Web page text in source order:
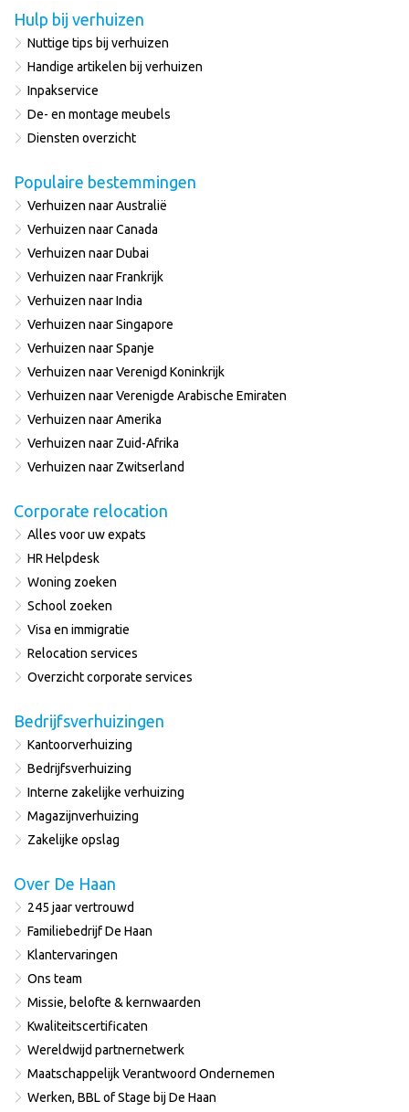
Hulp bij verhuizen
Nuttige tips bij verhuizen
Handige artikelen bij verhuizen
Inpakservice
De- en montage meubels
Diensten overzicht
Populaire bestemmingen
Verhuizen naar Australië
Verhuizen naar Canada
Verhuizen naar Dubai
Verhuizen naar Frankrijk
Verhuizen naar India
Verhuizen naar Singapore
Verhuizen naar Spanje
Verhuizen naar Verenigd Koninkrijk
Verhuizen naar Verenigde Arabische Emiraten
Verhuizen naar Amerika
Verhuizen naar Zuid-Afrika
Verhuizen naar Zwitserland
Corporate relocation
Alles voor uw expats
HR Helpdesk
Woning zoeken
School zoeken
Visa en immigratie
Relocation services
Overzicht corporate services
Bedrijfsverhuizingen
Kantoorverhuizing
Bedrijfsverhuizing
Interne zakelijke verhuizing
Magazijnverhuizing
Zakelijke opslag
Over De Haan
245 jaar vertrouwd
Familiebedrijf De Haan
Klantervaringen
Ons team
Missie, belofte & kernwaarden
Kwaliteitscertificaten
Wereldwijd partnernetwerk
Maatschappelijk Verantwoord Ondernemen
Werken, BBL of Stage bij De Haan